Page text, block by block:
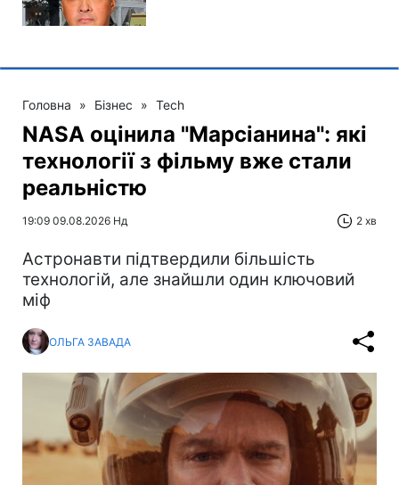
Головна » Бізнес » Tech
NASA оцінила "Марсіанина": які
технології з фільму вже стали
реальністю
19:09 09.08.2026 Нд 2 хв
Астронавти підтвердили більшість
технологій, але знайшли один ключовий
міф
ОЛЬГА ЗАВАДА